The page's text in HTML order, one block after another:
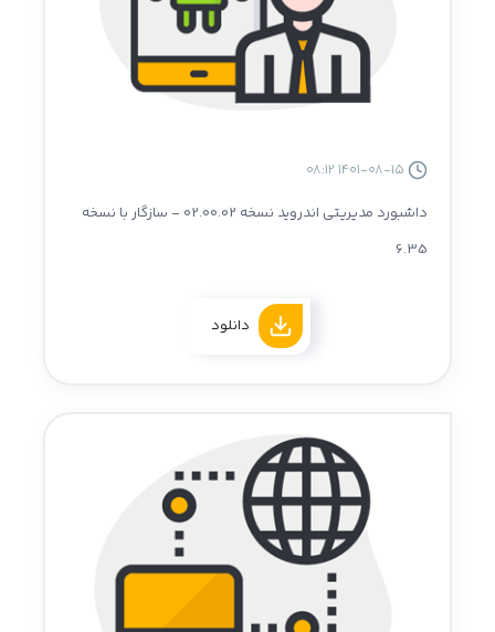
داشبورد مدیریتی اندروید نسخه 02.00.02 - سازگار با نسخه
6.35
دانلود